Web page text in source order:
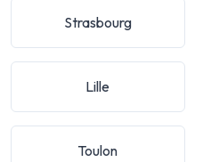
Strasbourg
Lille
Toulon